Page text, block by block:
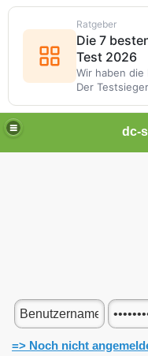
dc-
=> Noch nicht
Ratgeber
Die 7
Test 2026
Wir haben
Der